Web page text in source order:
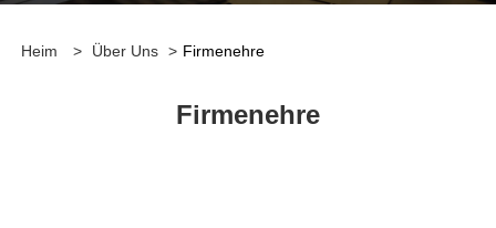
Heim > Über Uns > Firmenehre
Firmenehre